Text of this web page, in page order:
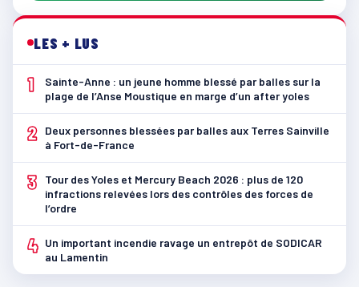
LES + LUS
1
Sainte-Anne : un jeune homme blessé par balles sur la
plage de l’Anse Moustique en marge d’un after yoles
2
Deux personnes blessées par balles aux Terres Sainville
à Fort-de-France
3
Tour des Yoles et Mercury Beach 2026 : plus de 120
infractions relevées lors des contrôles des forces de
l’ordre
4 Un important incendie ravage un entrepôt de SODICAR
au Lamentin